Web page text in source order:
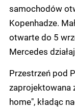
samochodów
Kopenhadze.
otwarte do 5
Mercedes
Przestrzeń pod
zaprojektowana
home", kładąc